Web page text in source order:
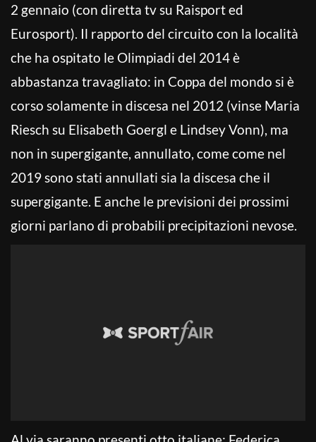
2 gennaio (con diretta tv su Raisport ed
Eurosport). Il rapporto del circuito con la località
che ha ospitato le Olimpiadi del 2014 è
abbastanza travagliato: in Coppa del mondo si è
corso solamente in discesa nel 2012 (vinse Maria
Riesch su Elisabeth Goergl e Lindsey Vonn), ma
non in supergigante, annullato, come come nel
2019 sono stati annullati sia la discesa che il
supergigante. E anche le previsioni dei prossimi
giorni parlano di probabili precipitazioni nevose.